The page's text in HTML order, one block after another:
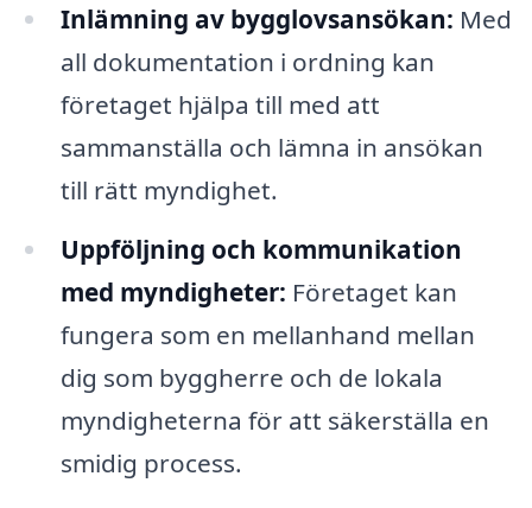
Inlämning av bygglovsansökan: Med
all dokumentation i ordning kan
företaget hjälpa till med att
sammanställa och lämna in ansökan
till rätt myndighet.
Uppföljning och kommunikation
med myndigheter: Företaget kan
fungera som en mellanhand mellan
dig som byggherre och de lokala
myndigheterna för att säkerställa en
smidig process.